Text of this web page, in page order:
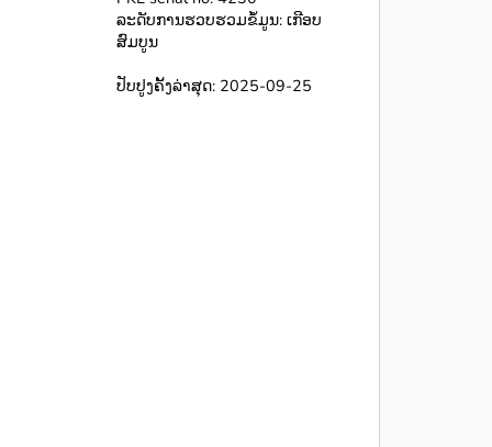
ລະດັບການຮວບຮວມຂໍ້ມູນ: ເກີອບ
ສົມບູນ
ປັບປູງຄັ້ງລ່າສຸດ: 2025-09-25